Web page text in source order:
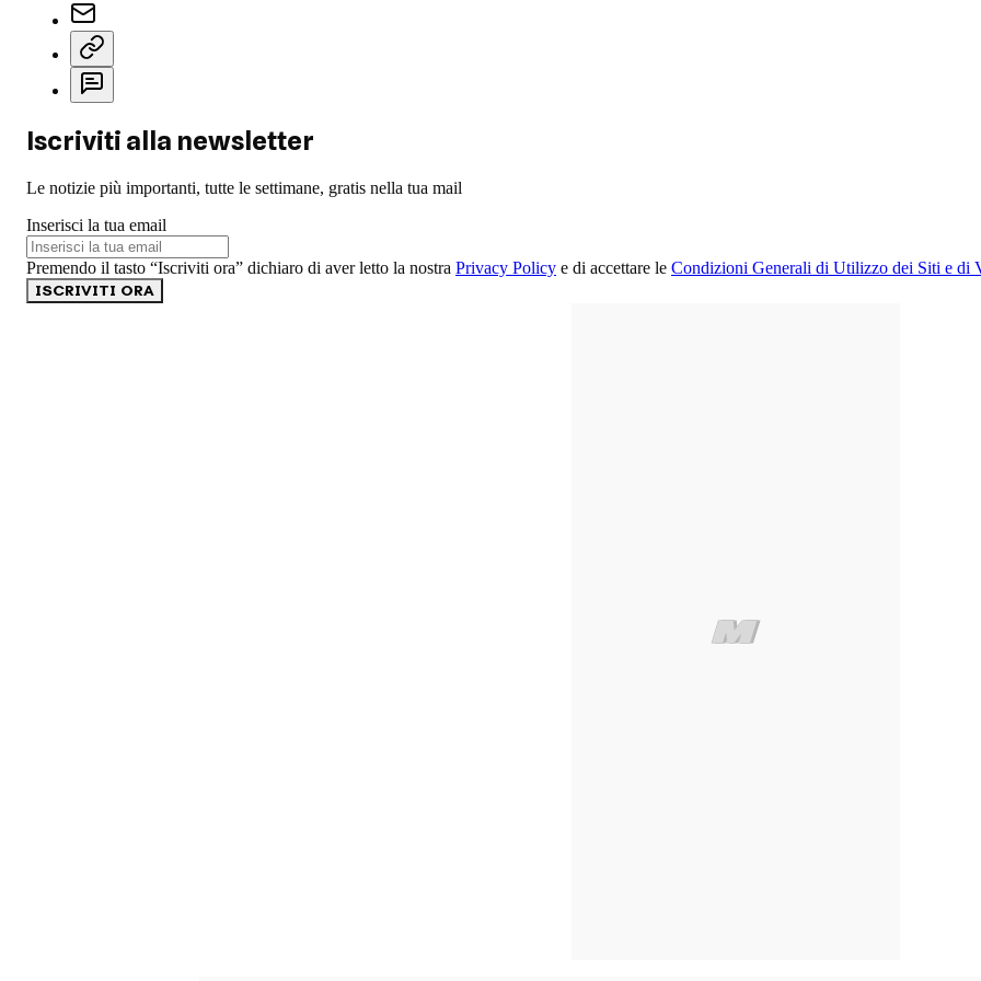
Iscriviti alla newsletter
Le notizie più importanti, tutte le settimane, gratis nella tua mail
Inserisci la tua email
Premendo il tasto “Iscriviti ora” dichiaro di aver letto la nostra Privacy Policy e di accettare le Condizioni Generali di Utilizzo dei Siti e di
ISCRIVITI ORA